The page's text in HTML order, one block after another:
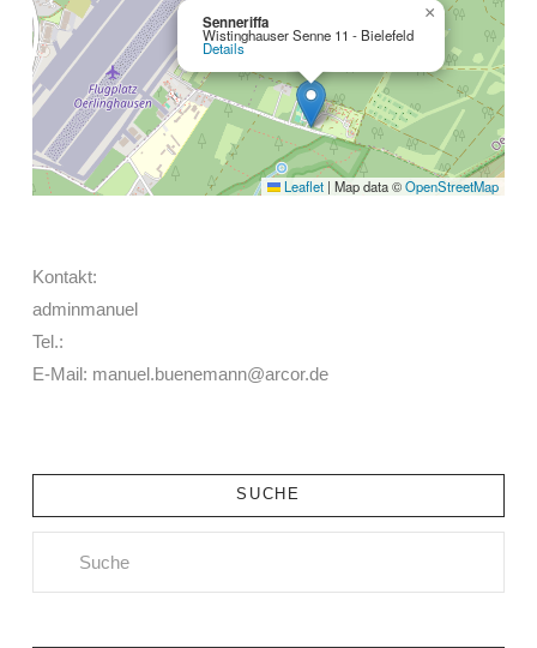
Senneriffa
Wistinghauser Senne 11 - Bielefeld
Details
×
Leaflet | Map data ©OpenStreetMap
Kontakt:
adminmanuel
Tel.:
E-Mail: manuel.buenemann@arcor.de
SUCHE